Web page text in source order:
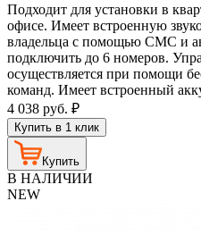
Подходит для установки в
офисе. Имеет встроенную
владельца с помощью СМС и
подключить до 6 номеров.
осуществляется при помощи
команд. Имеет встроенный
4 038 руб. ₽
Купить в 1 клик
Купить
В НАЛИЧИИ
NEW